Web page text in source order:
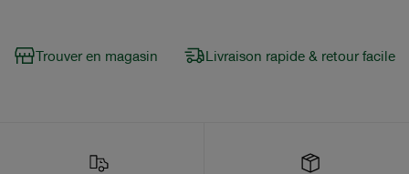
Trouver en magasin Livraison rapide & retour facile